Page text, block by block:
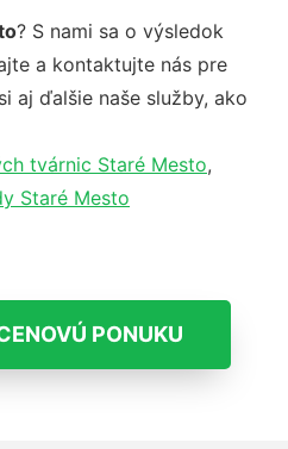
? S nami sa o výsledok
a kontaktujte nás pre
aj ďalšie naše služby, ako
tvárnic Staré Mesto,
Staré Mesto
PONUKU